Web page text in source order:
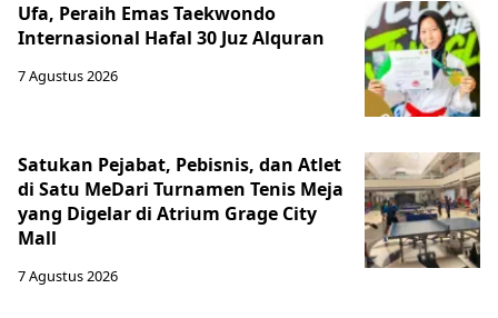
Ufa, Peraih Emas Taekwondo
Internasional Hafal 30 Juz Alquran
7 Agustus 2026
Satukan Pejabat, Pebisnis, dan Atlet
di Satu MeDari Turnamen Tenis Meja
yang Digelar di Atrium Grage City
Mall
7 Agustus 2026